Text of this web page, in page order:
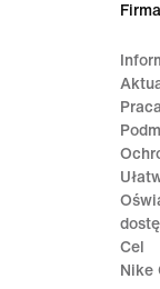
Firma
Praca
Cel
Nike